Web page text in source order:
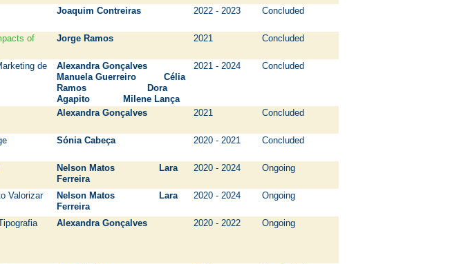
Joaquim Contreiras 2022 - 2023 Concluded
of
Jorge Ramos 2021 Concluded
de
Alexandra Gonçalves
Manuela Guerreiro Célia
Ramos
Dora
Agapito Milene Lança
2021 - 2024 Concluded
Alexandra Gonçalves 2021 Concluded
Sónia Cabeça 2020 - 2021 Concluded
Nelson Matos Lara
Ferreira
2020 - 2024 Ongoing
Valorizar
Nelson Matos Lara
Ferreira
2020 - 2024 Ongoing
Alexandra Gonçalves 2020 - 2022 Ongoing